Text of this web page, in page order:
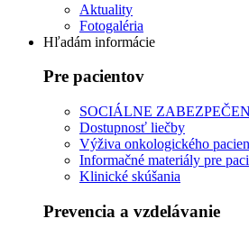
Aktuality
Fotogaléria
Hľadám informácie
Pre pacientov
SOCIÁLNE
Dostupnosť liečby
Výživa onkologického
Informačné materiály pre
Klinické skúšania
Prevencia a vzdelávanie